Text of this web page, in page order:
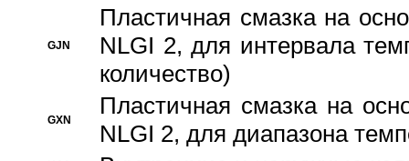
GJN
Пластичная смазка на
NLGI 2, для интервала
количество)
GXN
Пластичная смазка на
NLGI 2, для диапазона